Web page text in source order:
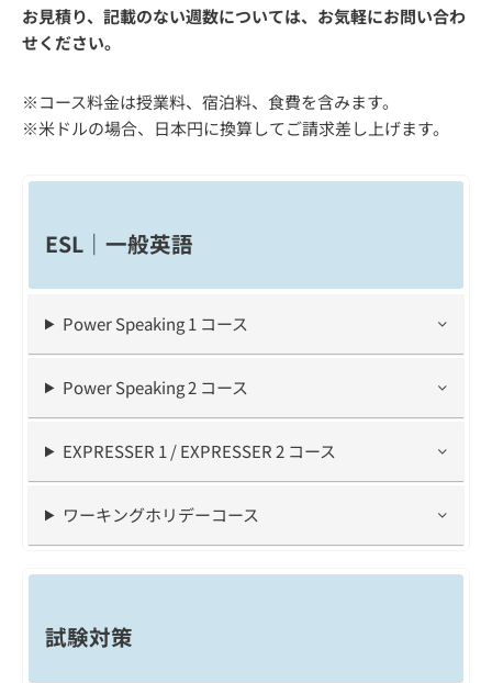
お見積り、記載のない週数については、お気軽にお問い合わ
せください。
※コース料金は授業料、宿泊料、食費を含みます。
※米ドルの場合、日本円に換算してご請求差し上げます。
ESL｜一般英語
Power Speaking 1 コース
Power Speaking 2 コース
EXPRESSER 1 / EXPRESSER 2 コース
ワーキングホリデーコース
試験対策